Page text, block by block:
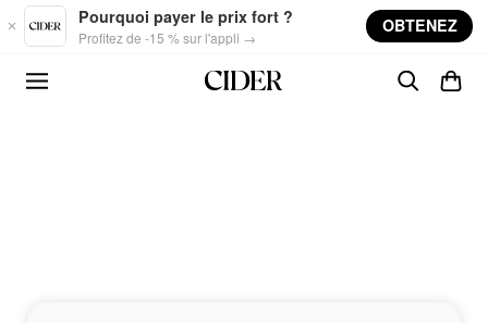
Skip to main content
Pourquoi payer le prix fort ?
Profitez de -15 % sur l'appli →
OBTENEZ